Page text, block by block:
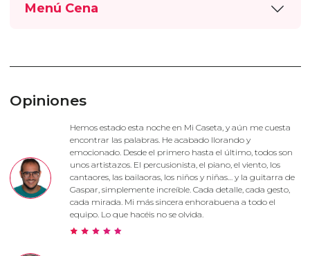
Menú Cena
Opiniones
Hemos estado esta noche en Mi Caseta, y aún me cuesta
encontrar las palabras. He acabado llorando y
emocionado. Desde el primero hasta el último, todos son
unos artistazos. El percusionista, el piano, el viento, los
cantaores, las bailaoras, los niños y niñas… y la guitarra de
Gaspar, simplemente increíble. Cada detalle, cada gesto,
cada mirada. Mi más sincera enhorabuena a todo el
equipo. Lo que hacéis no se olvida.